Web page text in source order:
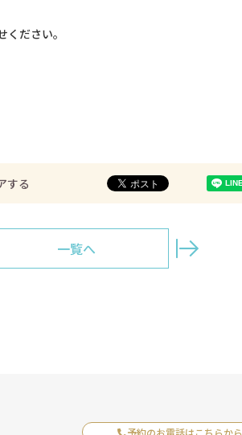
ださい。
する
一覧へ
予約のお電話はこちらから